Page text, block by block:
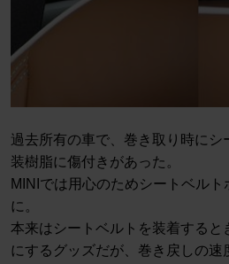
過去所有の車で、巻き取り時にシ
装樹脂に傷付きがあった。
MINIでは用心のためシートベルト
に。
本来はシートベルトを装着すると
にするグッズだが、巻き戻しの速